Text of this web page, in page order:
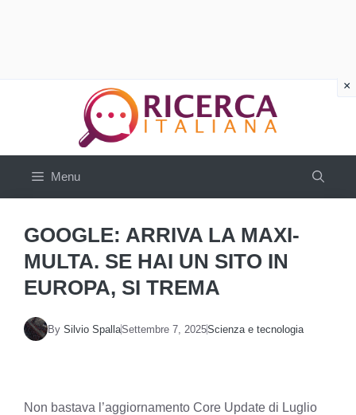
Menu
GOOGLE: ARRIVA LA MAXI-
MULTA. SE HAI UN SITO IN
EUROPA, SI TREMA
By Silvio SpallaSettembre 7, 2025Scienza e tecnologia
Non bastava l’aggiornamento Core Update di Luglio